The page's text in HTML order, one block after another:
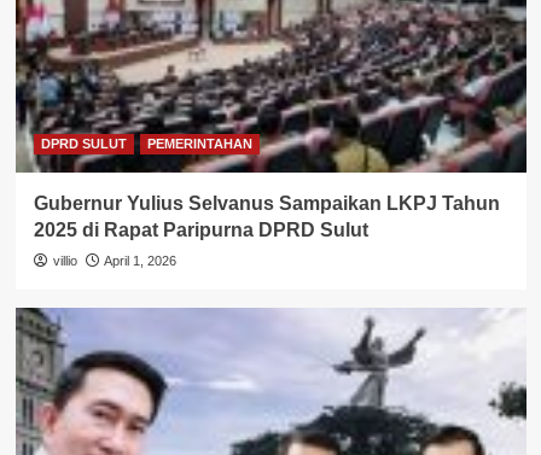
DPRD SULUT PEMERINTAHAN
Gubernur Yulius Selvanus Sampaikan LKPJ Tahun
2025 di Rapat Paripurna DPRD Sulut
villio April 1, 2026